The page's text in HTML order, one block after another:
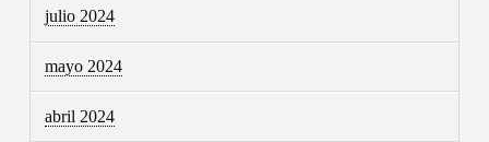
julio 2024
mayo 2024
abril 2024